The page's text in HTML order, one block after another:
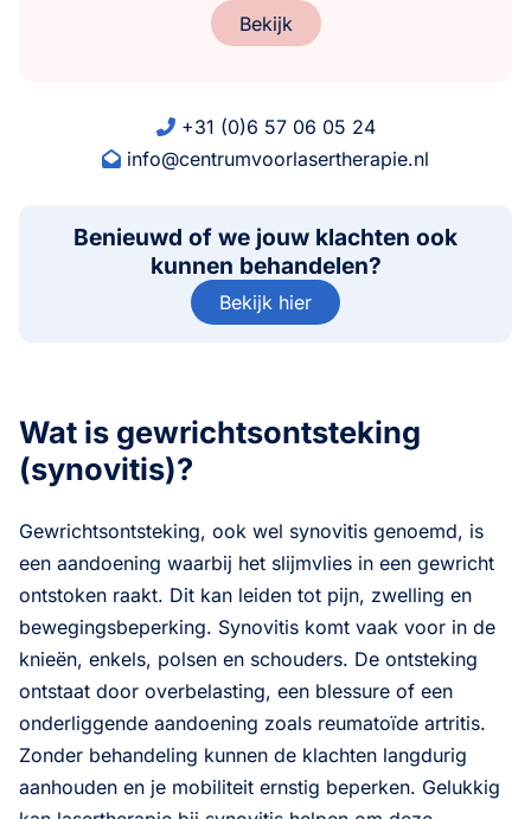
Bekijk
+31 (0)6 57 06 05 24
info@centrumvoorlasertherapie.nl
Benieuwd of we jouw klachten ook
kunnen behandelen?
Bekijk hier
Wat is gewrichtsontsteking
(synovitis)?
Gewrichtsontsteking, ook wel synovitis genoemd, is
een aandoening waarbij het slijmvlies in een gewricht
ontstoken raakt. Dit kan leiden tot pijn, zwelling en
bewegingsbeperking. Synovitis komt vaak voor in de
knieën, enkels, polsen en schouders. De ontsteking
ontstaat door overbelasting, een blessure of een
onderliggende aandoening zoals reumatoïde artritis.
Zonder behandeling kunnen de klachten langdurig
aanhouden en je mobiliteit ernstig beperken. Gelukkig